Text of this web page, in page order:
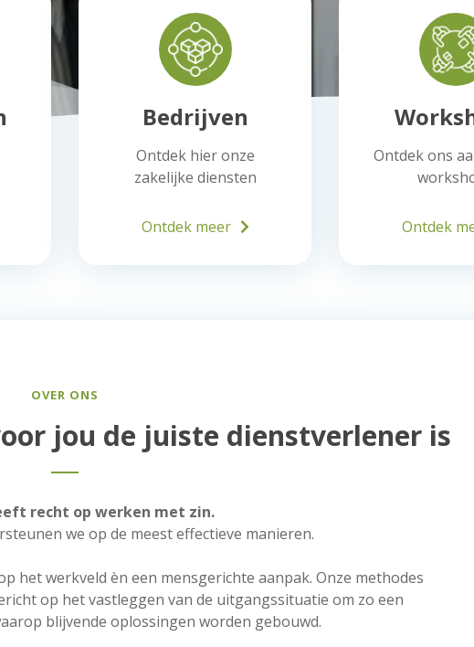
Bedrijven
Ontdek hier onze
zakelijke diensten
Ontdek meer
Ontdek ons
Ontdek
OVER ONS
jou de juiste dienstverlener is
recht op werken met zin.
we op de meest effectieve manieren.
het werkveld èn een mensgerichte aanpak. Onze methodes
op het vastleggen van de uitgangssituatie om zo een
blijvende oplossingen worden gebouwd.